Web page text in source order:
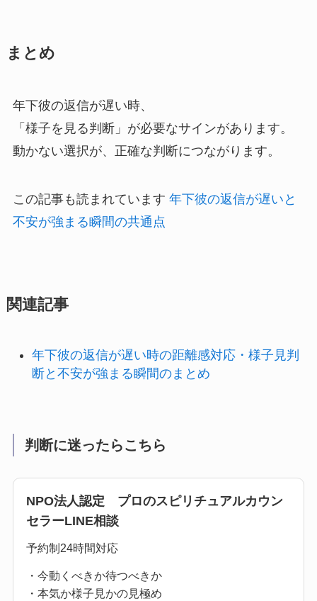
まとめ
年下彼の返信が遅い時、
「様子を見る判断」が必要なサインがあります。
動かない選択が、正確な判断につながります。
この記事も読まれています 年下彼の返信が遅いと
不安が強まる瞬間の共通点
関連記事
年下彼の返信が遅い時の距離感対応・様子見判
断と不安が強まる瞬間のまとめ
判断に迷ったらこちら
NPO法人認定 プロのスピリチュアルカウン
セラーLINE相談
予約制24時間対応
・今動くべきか待つべきか
・本気か様子見かの見極め